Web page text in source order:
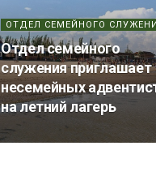
ОТДЕЛ СЕМЕЙНОГО
Отдел семейного
служения приглашает
несемейных
на летний лагерь